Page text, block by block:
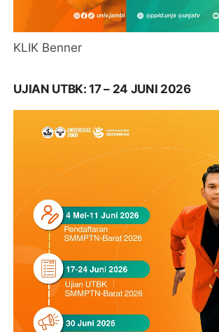
KLIK Benner
UJIAN UTBK: 17 – 24 JUNI 2026